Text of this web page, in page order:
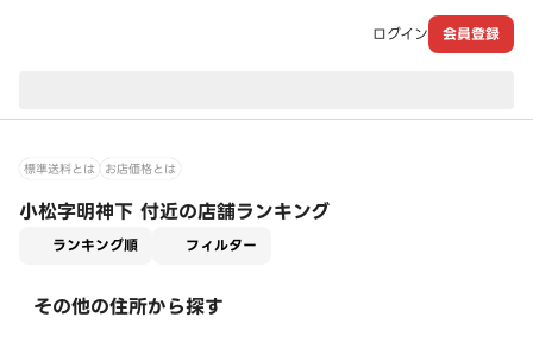
ログイン 会員登録
標準送料とは お店価格とは
小松字明神下 付近の店舗ランキング
ランキング順 フィルター
その他の住所から探す